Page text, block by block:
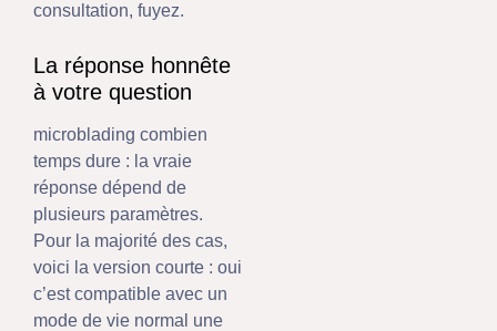
consultation, fuyez.
La réponse honnête
à votre question
microblading combien
temps dure : la vraie
réponse dépend de
plusieurs paramètres.
Pour la majorité des cas,
voici la version courte : oui
c’est compatible avec un
mode de vie normal une